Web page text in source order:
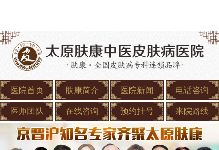
医院首页 肤康简介 医院新闻 电话咨询
医师团队 在线咨询 预约挂号 来院路线